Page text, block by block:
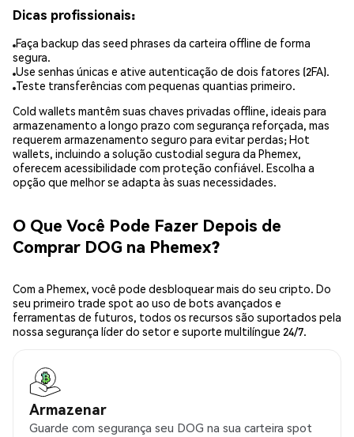
Dicas profissionais:
Faça backup das seed phrases da carteira offline de forma
segura.
Use senhas únicas e ative autenticação de dois fatores (2FA).
Teste transferências com pequenas quantias primeiro.
Cold wallets mantêm suas chaves privadas offline, ideais para
armazenamento a longo prazo com segurança reforçada, mas
requerem armazenamento seguro para evitar perdas; Hot
wallets, incluindo a solução custodial segura da Phemex,
oferecem acessibilidade com proteção confiável. Escolha a
opção que melhor se adapta às suas necessidades.
O Que Você Pode Fazer Depois de
Comprar DOG na Phemex?
Com a Phemex, você pode desbloquear mais do seu cripto. Do
seu primeiro trade spot ao uso de bots avançados e
ferramentas de futuros, todos os recursos são suportados pela
nossa segurança líder do setor e suporte multilíngue 24/7.
Armazenar
Guarde com segurança seu DOG na sua carteira spot